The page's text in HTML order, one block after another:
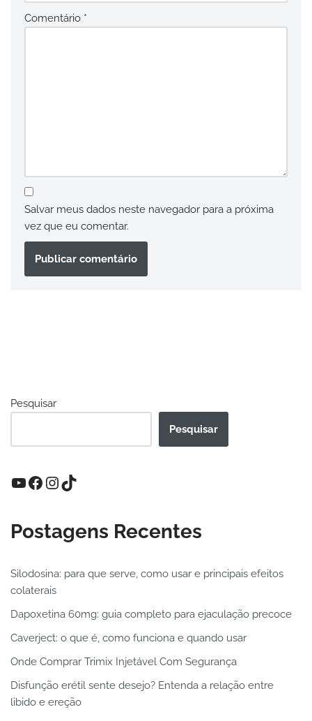
Comentário *
Salvar meus dados neste navegador para a próxima
vez que eu comentar.
Pesquisar
Pesquisar
Postagens Recentes
Silodosina: para que serve, como usar e principais efeitos
colaterais
Dapoxetina 60mg: guia completo para ejaculação precoce
Caverject: o que é, como funciona e quando usar
Onde Comprar Trimix Injetável Com Segurança
Disfunção erétil sente desejo? Entenda a relação entre
libido e ereção